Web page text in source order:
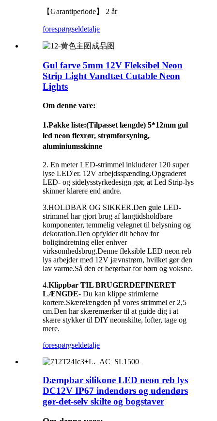
【Garantiperiode】 2 år
forespørgseldetalje
Gul farve 5mm 12V Fleksibel Neon
Strip Light Vandtæt Cutable Neon
Lights
Om denne vare:
1.Pakke liste:(Tilpasset længde) 5*12mm gul
led neon flexrør, strømforsyning,
aluminiumsskinne
2. En meter LED-strimmel inkluderer 120 super
lyse LED'er. 12V arbejdsspænding.Opgraderet
LED- og sidelysstyrkedesign gør, at Led Strip-lys
skinner klarere end andre.
3.HOLDBAR OG SIKKER.Den gule LED-
strimmel har gjort brug af langtidsholdbare
komponenter, temmelig velegnet til belysning og
dekoration.Den opfylder dit behov for
boligindretning eller enhver
virksomhedsbrug.Denne fleksible LED neon reb
lys arbejder med 12V jævnstrøm, hvilket gør den
lav varme.Så den er berørbar for børn og voksne.
4.Klippbar TIL BRUGERDEFINERET
LÆNGDE- Du kan klippe strimlerne
kortere.Skærelængden på vores strimmel er 2,5
cm.Den har skæremærker til at guide dig i at
skære stykker til DIY neonskilte, lofter, tage og
mere.
forespørgseldetalje
Dæmpbar silikone LED neon reb lys
DC12V IP67 indendørs og udendørs
gør-det-selv skilte og bogstaver